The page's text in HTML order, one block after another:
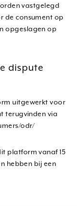
vastgelegd
de consument op
opgeslagen op
dispute
uitgewerkt voor
terugvinden via
odr/
platform vanaf 15
hebben bij een